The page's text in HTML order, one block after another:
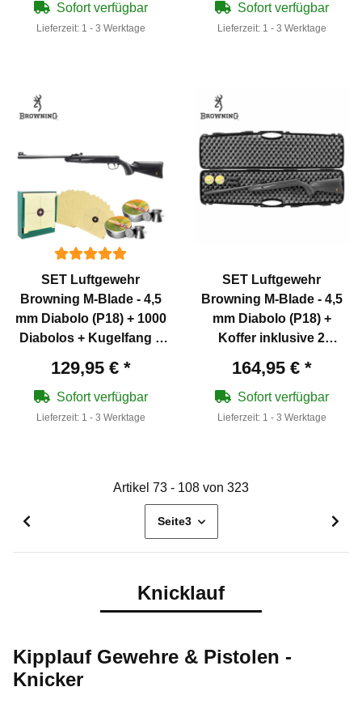
Sofort verfügbar
Lieferzeit: 1 - 3 Werktage
Sofort verfügbar
Lieferzeit: 1 - 3 Werktage
SET Luftgewehr
Browning M-Blade - 4,5
mm Diabolo (P18) + 1000
Diabolos + Kugelfang +
129,95 € *
Sofort verfügbar
Lieferzeit: 1 - 3 Werktage
SET Luftgewehr
Browning M-Blade - 4,5
mm Diabolo (P18) +
Koffer inklusive 2
Diabolos
164,95 € *
Sofort verfügbar
Lieferzeit: 1 - 3 Werktage
Artikel 73 - 108 von 323
Seite3
Knicklauf
Kipplauf Gewehre & Pistolen -
Knicker